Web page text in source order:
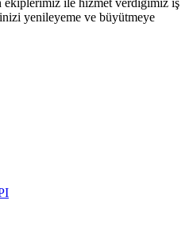
ekiplerimiz ile hizmet verdiğimiz iş
yenileyeme ve büyütmeye